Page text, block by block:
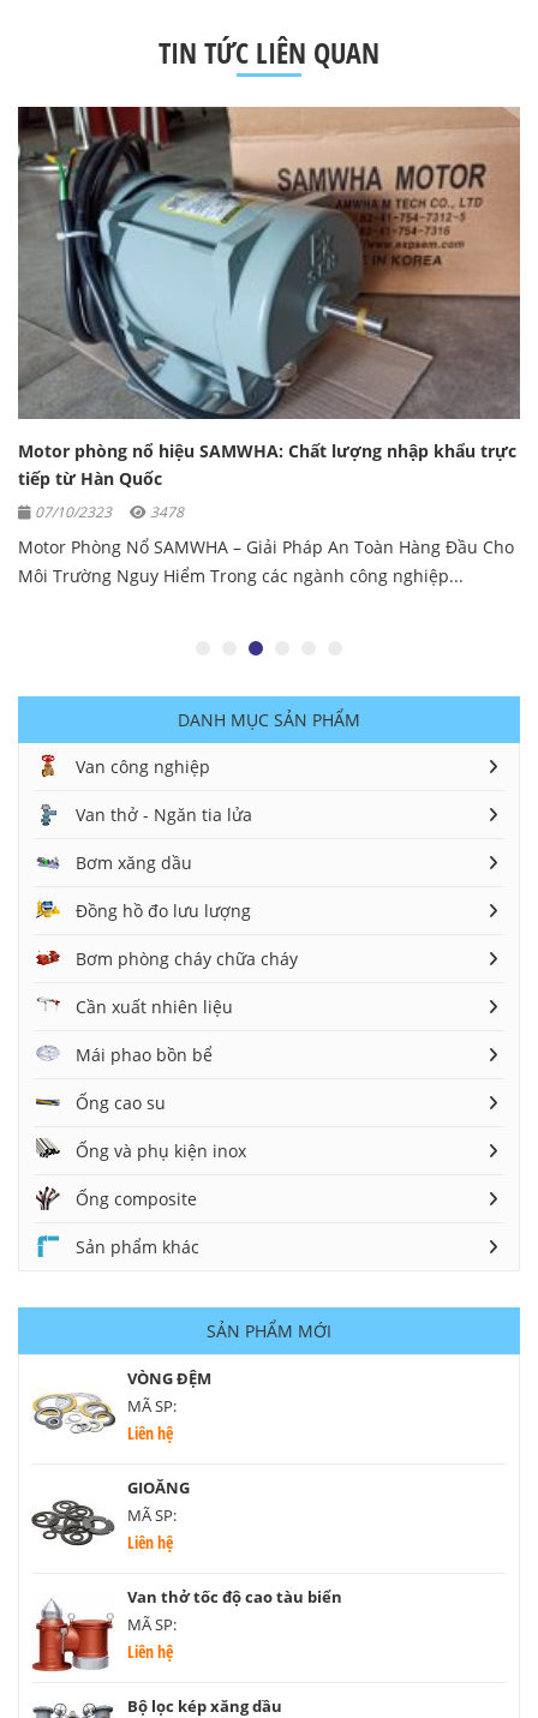
TIN TỨC LIÊN QUAN
Motor phòng nổ hiệu SAMWHA: Chất lượng nhập khẩu trực
tiếp từ Hàn Quốc
07/10/2323 3478
Motor Phòng Nổ SAMWHA – Giải Pháp An Toàn Hàng Đầu Cho
Môi Trường Nguy Hiểm Trong các ngành công nghiệp...
DANH MỤC SẢN PHẨM
Van công nghiệp
Van thở - Ngăn tia lửa
Bơm xăng dầu
Đồng hồ đo lưu lượng
Bơm phòng cháy chữa cháy
Cần xuất nhiên liệu
Mái phao bồn bể
Ống cao su
Ống và phụ kiện inox
Ống composite
Sản phẩm khác
SẢN PHẨM MỚI
VÒNG ĐỆM
MÃ SP:
Liên hệ
GIOĂNG
MÃ SP:
Liên hệ
Van thở tốc độ cao tàu biển
MÃ SP:
Liên hệ
Bộ lọc kép xăng dầu